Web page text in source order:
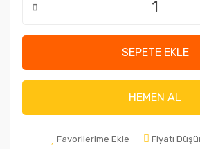
SEPETE EKLE
HEMEN AL
Favorilerime Ekle Fiyatı